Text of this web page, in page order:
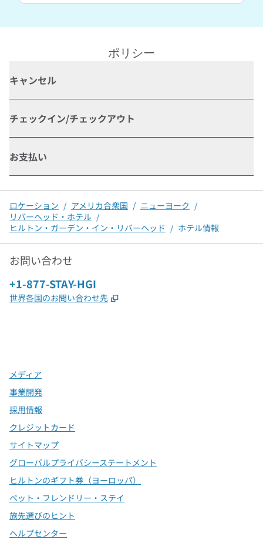
ポリシー
キャンセル
チェックイン/チェックアウト
お支払い
ロケーション / アメリカ合衆国 / ニューヨーク /
リバーヘッド・ホテル /
ヒルトン・ガーデン・イン・リバーヘッド / ホテル情報
お問い合わせ
電話：
+1-877-STAY-HGI
世界各国のお問い合わせ先 ,
メディア
事業開発
採用情報
クレジットカード
サイトマップ
グローバルプライバシーステートメント
ヒルトンのギフト券（ヨーロッパ）
ペット・フレンドリー・ステイ
旅先選びのヒント
ヘルプセンター